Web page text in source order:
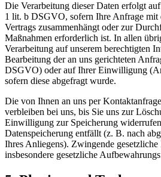
Die Verarbeitung dieser Daten erfolgt
1 lit. b DSGVO, sofern Ihre Anfrage mit
Vertrags zusammenhängt oder zur
Maßnahmen erforderlich ist. In allen
Verarbeitung auf unserem berechtigten
Bearbeitung der an uns gerichteten
DSGVO) oder auf Ihrer Einwilligung
sofern diese abgefragt wurde.
Die von Ihnen an uns per
verbleiben bei uns, bis Sie uns zur
Einwilligung zur Speicherung
Datenspeicherung entfällt (z. B. nach
Ihres Anliegens). Zwingende
insbesondere gesetzliche